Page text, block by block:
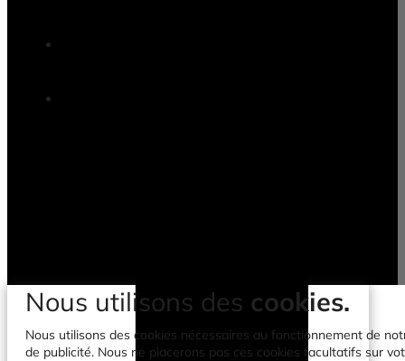
Nous utilisons des cookies.
Nous utilisons des cookies nécessaires au fonctionnement de
de publicité. Nous ne placerons pas ces cookies facultatifs sur